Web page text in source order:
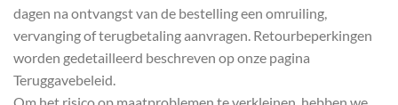
dagen na ontvangst van de bestelling een omruiling,
vervanging of terugbetaling aanvragen. Retourbeperkingen
worden gedetailleerd beschreven op onze pagina
Teruggavebeleid.